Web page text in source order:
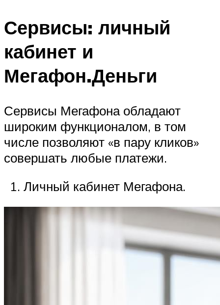
Сервисы: личный
кабинет и
Мегафон.Деньги
Сервисы Мегафона обладают
широким функционалом, в том
числе позволяют «в пару кликов»
совершать любые платежи.
Личный кабинет Мегафона.